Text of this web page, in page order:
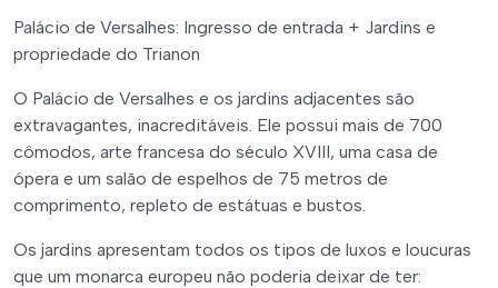
Palácio de Versalhes: Ingresso de entrada + Jardins e
propriedade do Trianon
O Palácio de Versalhes e os jardins adjacentes são
extravagantes, inacreditáveis. Ele possui mais de 700
cômodos, arte francesa do século XVIII, uma casa de
ópera e um salão de espelhos de 75 metros de
comprimento, repleto de estátuas e bustos.
Os jardins apresentam todos os tipos de luxos e loucuras
que um monarca europeu não poderia deixar de ter: